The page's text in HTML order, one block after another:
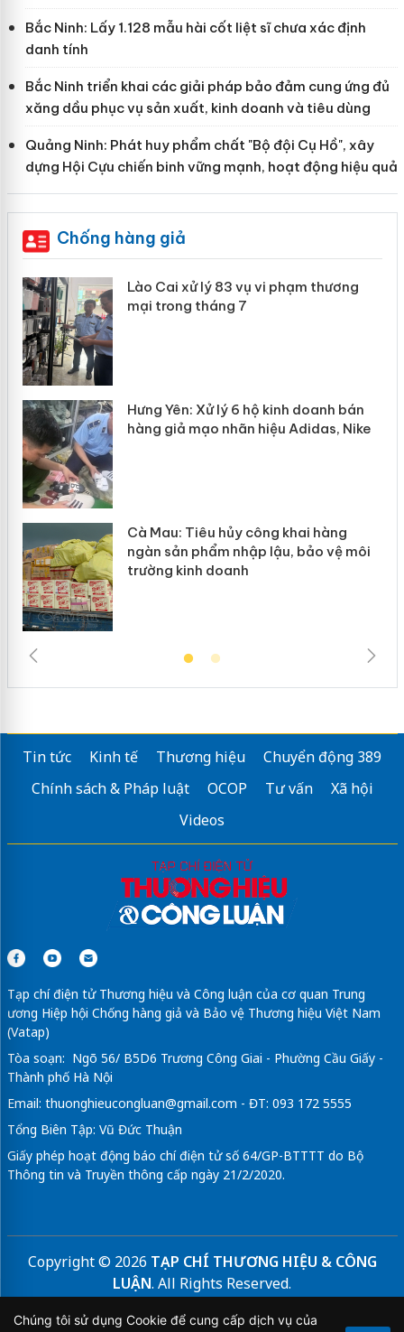
Bắc Ninh: Lấy 1.128 mẫu hài cốt liệt sĩ chưa xác định
danh tính
Bắc Ninh triển khai các giải pháp bảo đảm cung ứng đủ
xăng dầu phục vụ sản xuất, kinh doanh và tiêu dùng
Quảng Ninh: Phát huy phẩm chất "Bộ đội Cụ Hồ", xây
dựng Hội Cựu chiến binh vững mạnh, hoạt động hiệu quả
Chống hàng giả
Lào Cai xử lý 83 vụ vi phạm thương
mại trong tháng 7
Hưng Yên: Xử lý 6 hộ kinh doanh bán
hàng giả mạo nhãn hiệu Adidas, Nike
Cà Mau: Tiêu hủy công khai hàng
ngàn sản phẩm nhập lậu, bảo vệ môi
trường kinh doanh
Tin tức Kinh tế Thương hiệu
Chuyển động 389
Chính sách & Pháp luật
OCOP Tư vấn
Xã hội
Videos
Tạp chí điện tử Thương hiệu và Công luận của cơ quan Trung
ương Hiệp hội Chống hàng giả và Bảo vệ Thương hiệu Việt Nam
(Vatap)
Tòa soạn: Ngõ 56/ B5D6 Trương Công Giai - Phường Cầu Giấy -
Thành phố Hà Nội
Email: thuonghieucongluan@gmail.com - ĐT: 093 172 5555
Tổng Biên Tập: Vũ Đức Thuận
Giấy phép hoạt động báo chí điện tử số 64/GP-BTTTT do Bộ
Thông tin và Truyền thông cấp ngày 21/2/2020.
Copyright © 2026 TẠP CHÍ THƯƠNG HIỆU & CÔNG
LUẬN. All Rights Reserved.
Bản quyền thuộc Tạp chí Thương hiệu và Công luận. Cấm
Chúng tôi sử dụng Cookie để cung cấp dịch vụ của